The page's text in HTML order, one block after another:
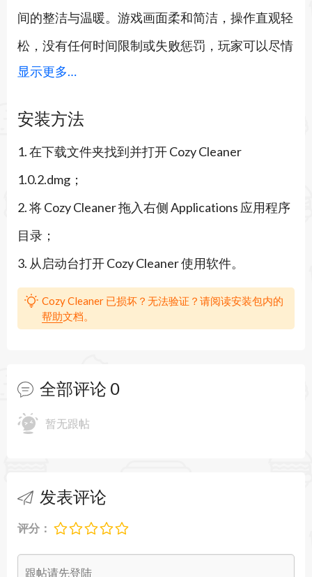
间的整洁与温暖。游戏画面柔和简洁，操作直观轻
松，没有任何时间限制或失败惩罚，玩家可以尽情
沉浸在每一次拖动、擦拭和摆放的满足感中。舒缓
灵SPA。无论是在MacBook上午后休闲，还是周末
夜晚放松，梦想翻新家都能带来满满的治愈与成
就。游戏完美支持Apple Silicon芯片与Intel Mac，
运行流畅稳定，是忙碌生活中难得的温柔陪伴。
游戏玩法
1. 每关开始时卡车会送来新物品，玩家先拆包并将
物品摆放到合适位置，完成初步布置。
2. 使用手部工具仔细拾取地面、桌面和角落的杂
3. 拿起拖把清理泼洒的液体污渍和痕迹，确保地面
4. 用簸箕和扫帚清扫面包屑、灰尘、墙角蛛网等顽
5. 拿起抛光布仔细擦拭窗户、镜子和墙壁，让表面
恢复光亮如新。
显示更多…
安装方法
1. 在下载文件夹找到并打开 Cozy Cleaner
1.0.2.dmg；
2. 将 Cozy Cleaner 拖入右侧 Applications 应用程序
目录；
3. 从启动台打开 Cozy Cleaner 使用软件。
Cozy Cleaner 已损坏？无法验证？请阅读安装包内的
帮助文档。
全部评论 0
暂无跟帖
发表评论
评分：